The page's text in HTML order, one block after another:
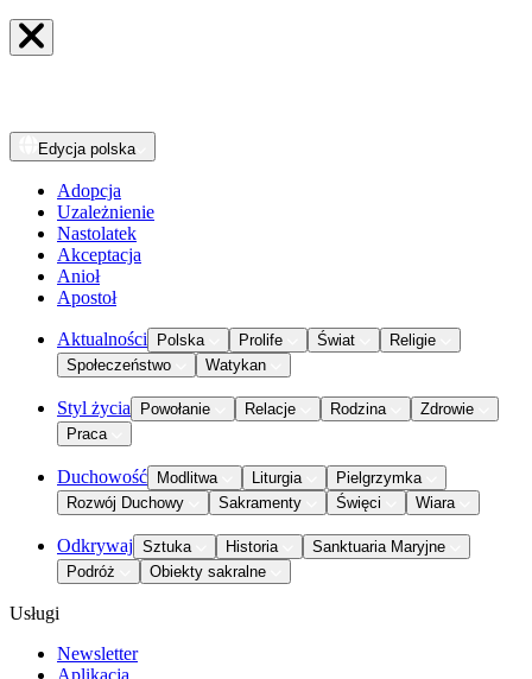
Edycja polska
Adopcja
Uzależnienie
Nastolatek
Akceptacja
Anioł
Apostoł
Aktualności Polska Prolife Świat
Religie
Społeczeństwo
Watykan
Styl życia Powołanie Relacje Rodzina
Zdrowie
Praca
Duchowość Modlitwa Liturgia
Pielgrzymka
Rozwój Duchowy
Sakramenty Święci Wiara
Odkrywaj Sztuka Historia
Sanktuaria Maryjne
Podróż
Obiekty sakralne
Usługi
Newsletter
Aplikacja